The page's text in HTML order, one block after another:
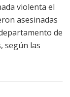
violenta el
asesinadas
de
según las